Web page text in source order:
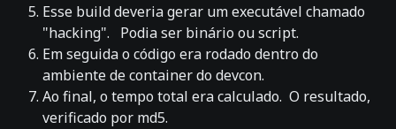
Esse build deveria gerar um executável chamado
"hacking". Podia ser binário ou script.
Em seguida o código era rodado dentro do
ambiente de container do devcon.
Ao final, o tempo total era calculado. O resultado,
verificado por md5.